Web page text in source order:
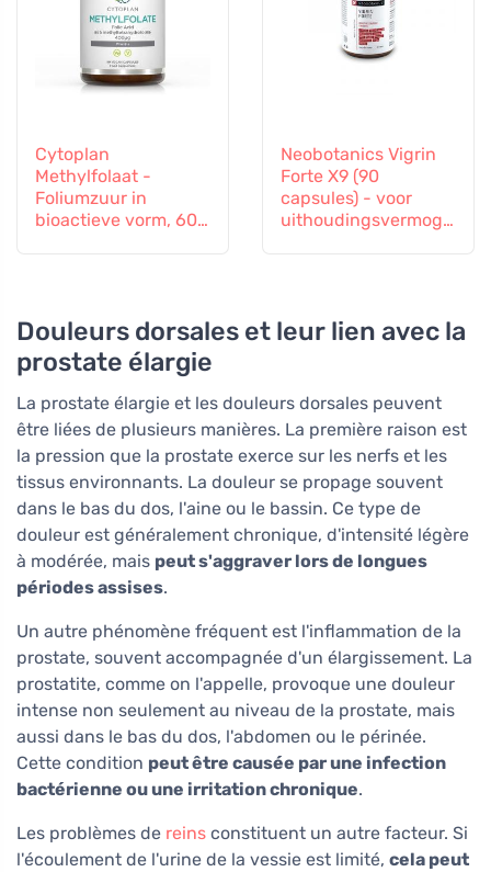
Cytoplan
Methylfolaat -
Foliumzuur in
bioactieve vorm, 60
Neobotanics Vigrin
Forte X9 (90
capsules) - voor
uithoudingsvermoge
Douleurs dorsales et leur lien avec la
prostate élargie
La prostate élargie et les douleurs dorsales peuvent
être liées de plusieurs manières. La première raison est
la pression que la prostate exerce sur les nerfs et les
tissus environnants. La douleur se propage souvent
dans le bas du dos, l'aine ou le bassin. Ce type de
douleur est généralement chronique, d'intensité légère
à modérée, mais peut s'aggraver lors de longues
périodes assises.
Un autre phénomène fréquent est l'inflammation de la
prostate, souvent accompagnée d'un élargissement. La
prostatite, comme on l'appelle, provoque une douleur
intense non seulement au niveau de la prostate, mais
aussi dans le bas du dos, l'abdomen ou le périnée.
Cette condition peut être causée par une infection
bactérienne ou une irritation chronique.
Les problèmes de reins constituent un autre facteur. Si
l'écoulement de l'urine de la vessie est limité, cela peut